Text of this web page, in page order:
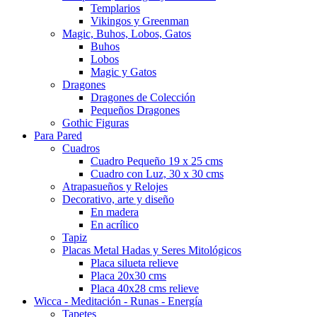
Templarios
Vikingos y Greenman
Magic, Buhos, Lobos, Gatos
Buhos
Lobos
Magic y Gatos
Dragones
Dragones de Colección
Pequeños Dragones
Gothic Figuras
Para Pared
Cuadros
Cuadro Pequeño 19 x 25 cms
Cuadro con Luz, 30 x 30 cms
Atrapasueños y Relojes
Decorativo, arte y diseño
En madera
En acrílico
Tapiz
Placas Metal Hadas y Seres Mitológicos
Placa silueta relieve
Placa 20x30 cms
Placa 40x28 cms relieve
Wicca - Meditación - Runas - Energía
Tapetes